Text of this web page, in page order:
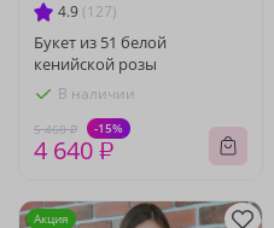
4.9 (127)
Букет из 51 белой
кенийской розы
В наличии
5 460 ₽ -15%
4 640 ₽
Акция